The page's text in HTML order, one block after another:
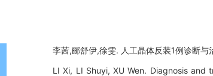
李茜,郦舒伊,徐雯. 人工晶体反装1例诊断
LI Xi, LI Shuyi, XU Wen. Diagnosis and